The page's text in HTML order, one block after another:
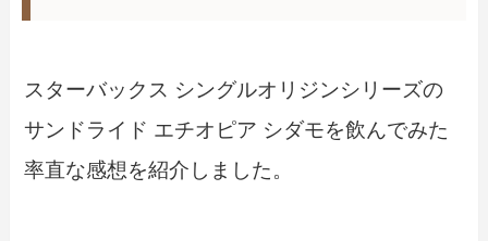
スターバックス シングルオリジンシリーズの
サンドライド エチオピア シダモを飲んでみた
率直な感想を紹介しました。